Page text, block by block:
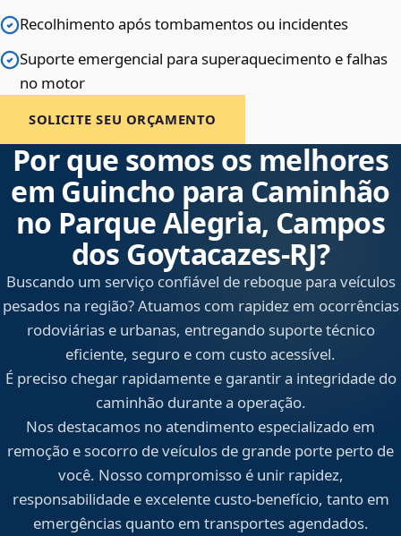
Recolhimento após tombamentos ou incidentes
Suporte emergencial para superaquecimento e falhas
no motor
SOLICITE SEU ORÇAMENTO
Por que somos os melhores
em Guincho para Caminhão
no Parque Alegria, Campos
dos Goytacazes‑RJ?
Buscando um serviço confiável de reboque para veículos
pesados na região? Atuamos com rapidez em ocorrências
rodoviárias e urbanas, entregando suporte técnico
eficiente, seguro e com custo acessível.
É preciso chegar rapidamente e garantir a integridade do
caminhão durante a operação.
Nos destacamos no atendimento especializado em
remoção e socorro de veículos de grande porte perto de
você. Nosso compromisso é unir rapidez,
responsabilidade e excelente custo-benefício, tanto em
emergências quanto em transportes agendados.